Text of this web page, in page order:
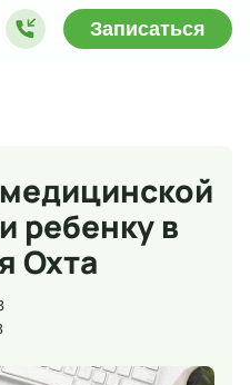
Записаться
ребенку в
Охта